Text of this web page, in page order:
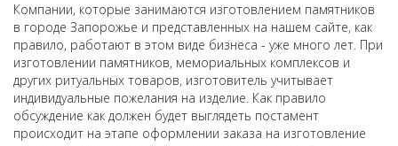
Компании, которые занимаются изготовлением памятников
в городе Запорожье и представленных на нашем сайте, как
правило, работают в этом виде бизнеса - уже много лет. При
изготовлении памятников, мемориальных комплексов и
других ритуальных товаров, изготовитель учитывает
индивидуальные пожелания на изделие. Как правило
обсуждение как должен будет выглядеть постамент
происходит на этапе оформлении заказа на изготовление